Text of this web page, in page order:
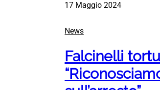
17 Maggio 2024
News
Falcinelli